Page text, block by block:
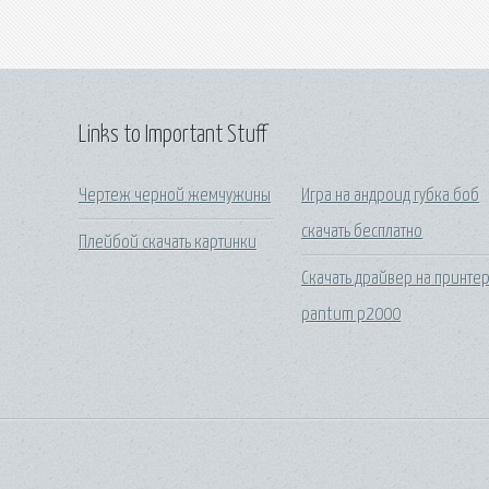
Links to Important Stuff
Чертеж черной жемчужины
Плейбой скачать картинки
Игра на андроид губка боб
скачать бесплатно
Скачать драйвер на
pantum p2000